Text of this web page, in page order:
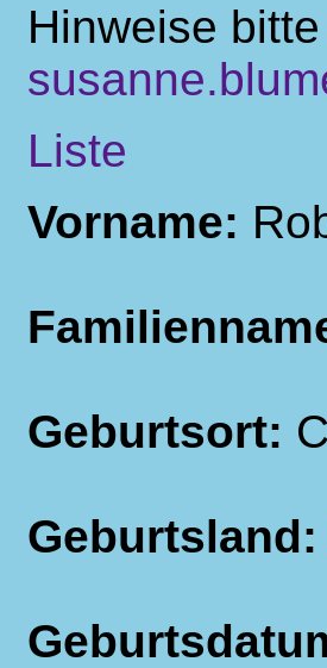
Hinweise
Liste
Vorname:
Geburtsort:
Geburtsland: